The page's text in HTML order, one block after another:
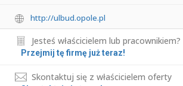
http://ulbud.opole.pl
Jesteś właścicielem lub pracownikiem?
Przejmij tę firmę już teraz!
Skontaktuj się z właścicielem oferty